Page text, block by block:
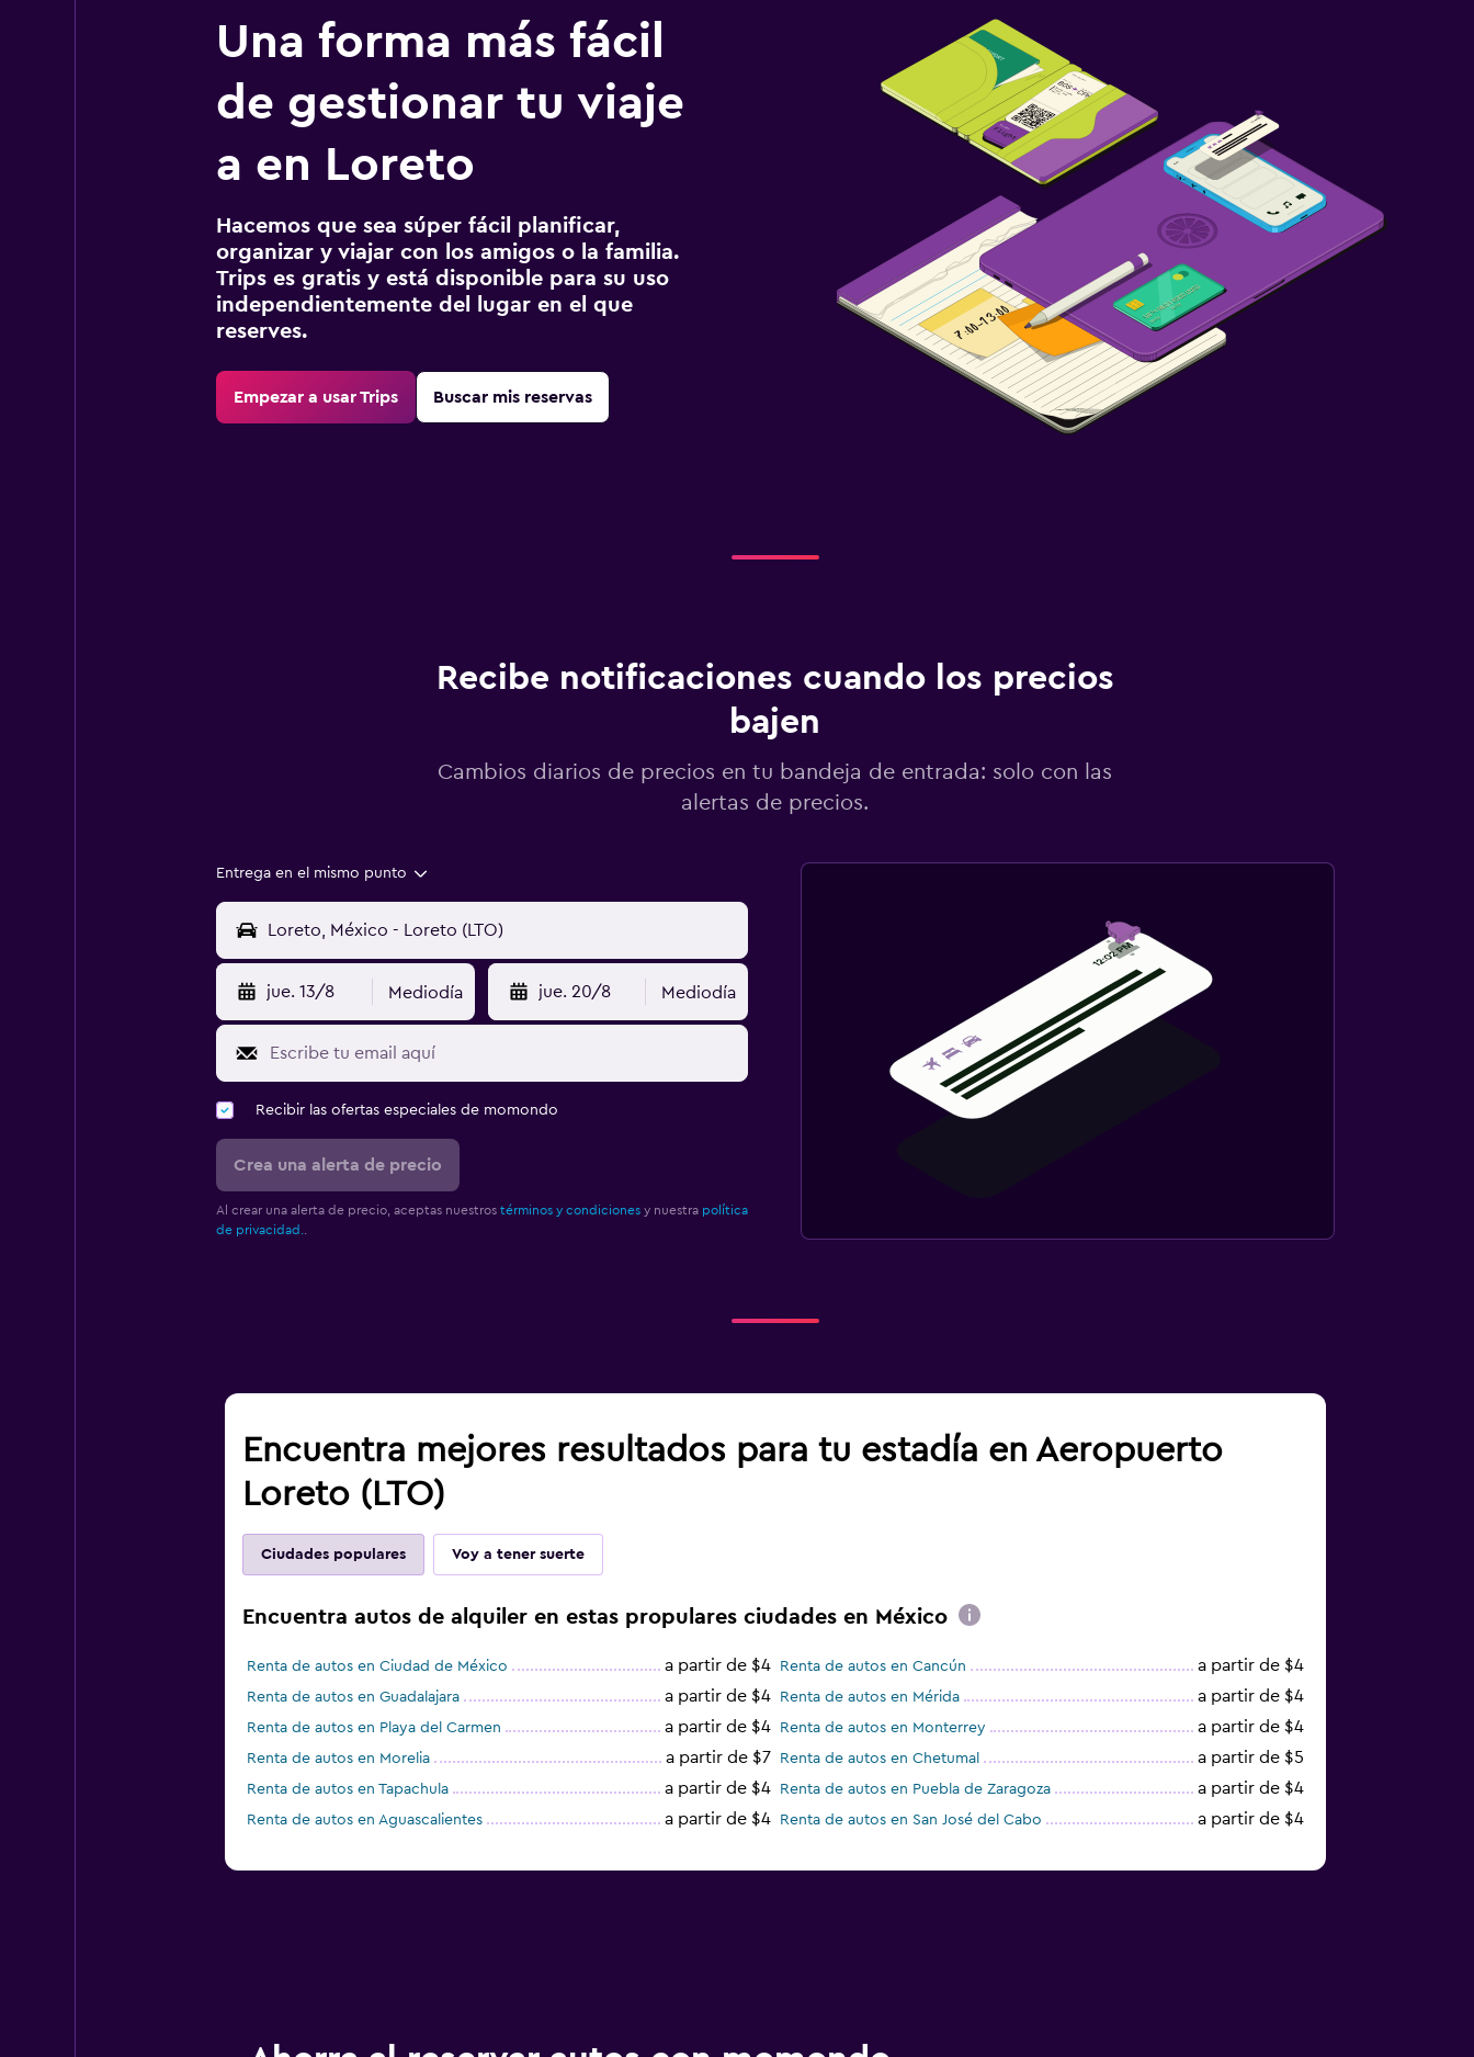
Una forma más fácil
de gestionar tu viaje
a en Loreto
Hacemos que sea súper fácil planificar,
organizar y viajar con los amigos o la familia.
Trips es gratis y está disponible para su uso
independientemente del lugar en el que
reserves.
Empezar a usar Trips Buscar mis reservas
Recibe notificaciones cuando los precios
bajen
Cambios diarios de precios en tu bandeja de entrada: solo con las
alertas de precios.
Entrega en el mismo punto
jue. 13/8 Mediodía jue. 20/8 Mediodía
Recibir las ofertas especiales de momondo
Crea una alerta de precio
Al crear una alerta de precio, aceptas nuestros términos y condicionesy nuestra política
de privacidad.
Encuentra mejores resultados para tu estadía en Aeropuerto
Loreto (LTO)
Ciudades populares Voy a tener suerte
Encuentra autos de alquiler en estas propulares ciudades en México
Renta de autos en Ciudad de México a partir de $4 Renta de autos en Cancún a partir de $4
Renta de autos en Guadalajara a partir de $4 Renta de autos en Mérida a partir de $4
Renta de autos en Playa del Carmen a partir de $4 Renta de autos en Monterrey a partir de $4
Renta de autos en Morelia a partir de $7 Renta de autos en Chetumal a partir de $5
Renta de autos en Tapachula a partir de $4 Renta de autos en Puebla de Zaragoza a partir de $4
Renta de autos en Aguascalientes a partir de $4 Renta de autos en San José del Cabo a partir de $4